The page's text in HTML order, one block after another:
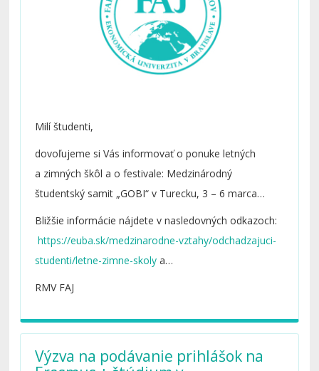
Milí študenti,
dovoľujeme si Vás informovať o ponuke letných
a zimných škôl a o festivale: Medzinárodný
študentský samit „GOBI“ v Turecku, 3 – 6 marca
2019.
Bližšie informácie nájdete v nasledovných odkazoch:
https://euba.sk/medzinarodne-vztahy/odchadzajuci-
studenti/letne-zimne-skoly a
RMV FAJ
Výzva na podávanie prihlášok na